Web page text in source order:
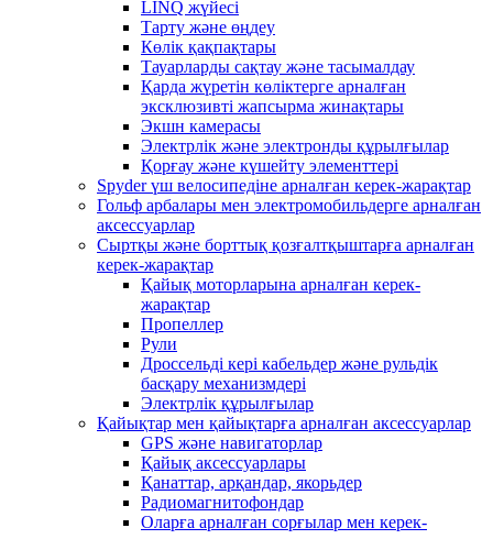
LINQ жүйесі
Тарту және өңдеу
Көлік қақпақтары
Тауарларды сақтау және тасымалдау
Қарда жүретін көліктерге арналған
эксклюзивті жапсырма жинақтары
Экшн камерасы
Электрлік және электронды құрылғылар
Қорғау және күшейту элементтері
Spyder үш велосипедіне арналған керек-жарақтар
Гольф арбалары мен электромобильдерге арналған
аксессуарлар
Сыртқы және борттық қозғалтқыштарға арналған
керек-жарақтар
Қайық моторларына арналған керек-
жарақтар
Пропеллер
Рули
Дроссельді кері кабельдер және рульдік
басқару механизмдері
Электрлік құрылғылар
Қайықтар мен қайықтарға арналған аксессуарлар
GPS және навигаторлар
Қайық аксессуарлары
Қанаттар, арқандар, якорьдер
Радиомагнитофондар
Оларға арналған сорғылар мен керек-